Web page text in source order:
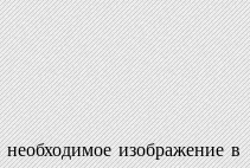
изображение в